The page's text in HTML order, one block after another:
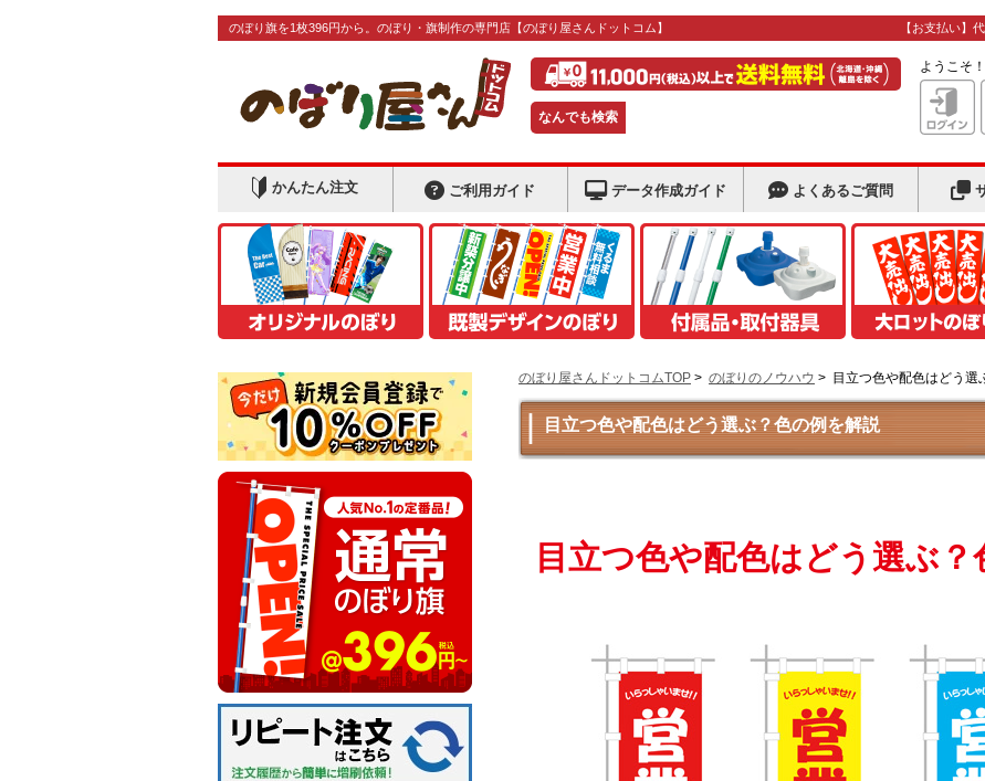
のぼり旗を1枚396円から。のぼり・旗制作の専門店 【のぼり屋さんドットコム】 【お支払い】
なんでも検索
ようこそ
かんたん注文 ご利用ガイド データ作成ガイド よくあるご質問
のぼり屋さんドットコムTOP > のぼりのノウハウ > 目立つ色や配色はどう選
目立つ色や配色はどう選ぶ？色の例を解説
目立つ色や配色はどう選ぶ